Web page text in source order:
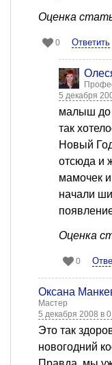
Оценка
0 Ответить
5 декабря
малыш до
так
Новый
отсюда и
мамочек
начали
Оценка
0
Оксана
Мастер
5 декабря 2008 в
Это так
новогодний